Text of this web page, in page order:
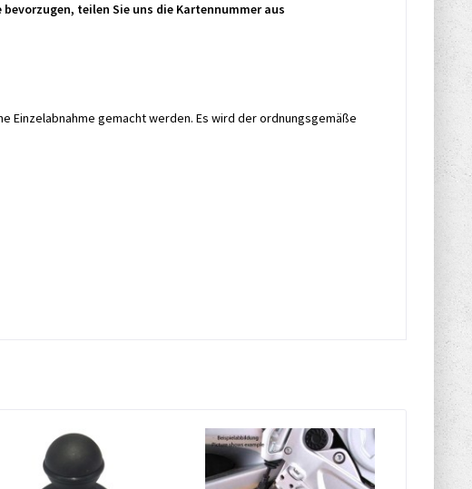
teilen Sie uns die Kartennummer aus
gemacht werden. Es wird der ordnungsgemäße